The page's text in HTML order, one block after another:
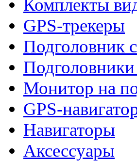
Комплекты
GPS-трекеры
Подголовник
Монитор на
GPS-
Навигаторы
Аксессуары